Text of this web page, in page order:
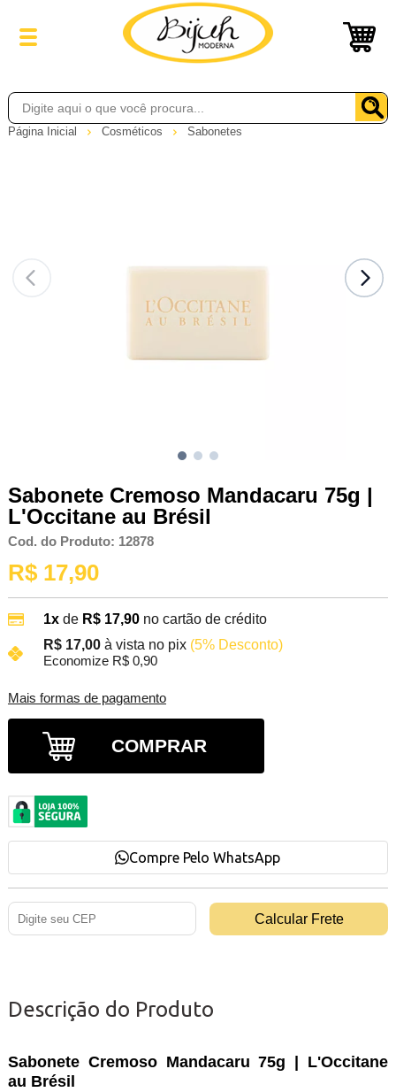
Página Inicial Cosméticos Sabonetes
Sabonete Cremoso Mandacaru 75g |
L'Occitane au Brésil
Cod. do Produto: 12878
R$ 17,90
1xde R$ 17,90 no cartão de crédito
R$ 17,00 à vista no pix (5% Desconto)
Economize R$ 0,90
Mais formas de pagamento
COMPRAR
Compre Pelo WhatsApp
Descrição do Produto
Sabonete Cremoso Mandacaru 75g | L'Occitane
au Brésil